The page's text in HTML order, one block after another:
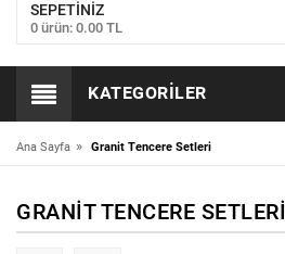
SEPETINIZ
0 ürün: 0.00 TL
KATEGORILER
Ana Sayfa » Granit Tencere Setleri
GRANIT TENCERE SETLERI